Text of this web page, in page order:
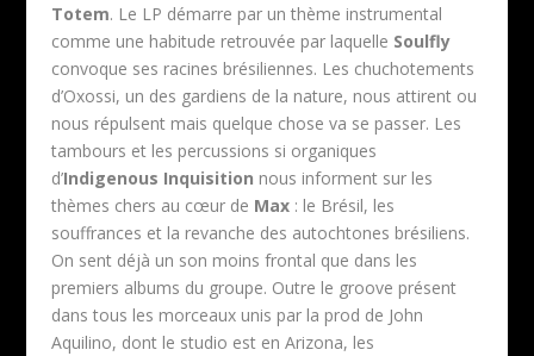
Totem. Le LP démarre par un thème instrumental
comme une habitude retrouvée par laquelle Soulfly
convoque ses racines brésiliennes. Les chuchotements
d’Oxossi, un des gardiens de la nature, nous attirent ou
nous répulsent mais quelque chose va se passer. Les
tambours et les percussions si organiques
d’Indigenous Inquisition nous informent sur les
thèmes chers au cœur de Max: le Brésil, les
souffrances et la revanche des autochtones brésiliens.
On sent déjà un son moins frontal que dans les
premiers albums du groupe. Outre le groove présent
dans tous les morceaux unis par la prod de John
Aquilino, dont le studio est en Arizona, les